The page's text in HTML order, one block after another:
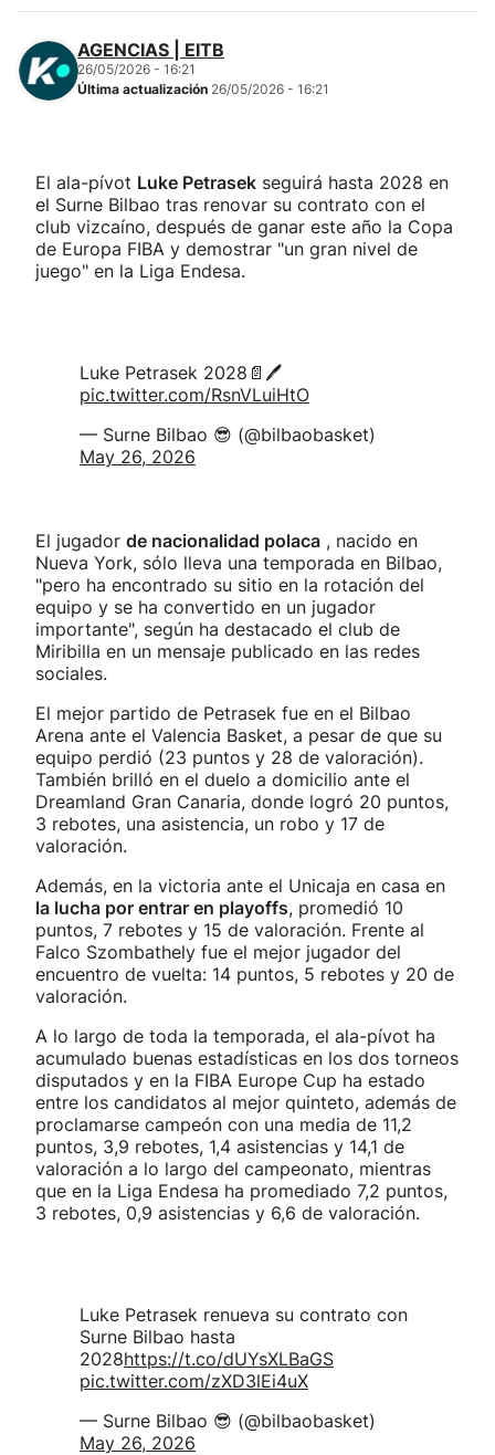
AGENCIAS | EITB
26/05/2026 - 16:21
Última actualización 26/05/2026 - 16:21
El ala-pívot Luke Petrasek seguirá hasta 2028 en
el Surne Bilbao tras renovar su contrato con el
club vizcaíno, después de ganar este año la Copa
de Europa FIBA y demostrar "un gran nivel de
juego" en la Liga Endesa.
Luke Petrasek 2028📄🖊️
pic.twitter.com/RsnVLuiHtO
— Surne Bilbao 😎 (@bilbaobasket)
May 26, 2026
El jugador de nacionalidad polaca , nacido en
Nueva York, sólo lleva una temporada en Bilbao,
"pero ha encontrado su sitio en la rotación del
equipo y se ha convertido en un jugador
importante", según ha destacado el club de
Miribilla en un mensaje publicado en las redes
sociales.
El mejor partido de Petrasek fue en el Bilbao
Arena ante el Valencia Basket, a pesar de que su
equipo perdió (23 puntos y 28 de valoración).
También brilló en el duelo a domicilio ante el
Dreamland Gran Canaria, donde logró 20 puntos,
3 rebotes, una asistencia, un robo y 17 de
valoración.
Además, en la victoria ante el Unicaja en casa en
la lucha por entrar en playoffs, promedió 10
puntos, 7 rebotes y 15 de valoración. Frente al
Falco Szombathely fue el mejor jugador del
encuentro de vuelta: 14 puntos, 5 rebotes y 20 de
valoración.
A lo largo de toda la temporada, el ala-pívot ha
acumulado buenas estadísticas en los dos torneos
disputados y en la FIBA Europe Cup ha estado
entre los candidatos al mejor quinteto, además de
proclamarse campeón con una media de 11,2
puntos, 3,9 rebotes, 1,4 asistencias y 14,1 de
valoración a lo largo del campeonato, mientras
que en la Liga Endesa ha promediado 7,2 puntos,
3 rebotes, 0,9 asistencias y 6,6 de valoración.
Luke Petrasek renueva su contrato con
Surne Bilbao hasta
2028https://t.co/dUYsXLBaGS
pic.twitter.com/zXD3lEi4uX
— Surne Bilbao 😎 (@bilbaobasket)
May 26, 2026